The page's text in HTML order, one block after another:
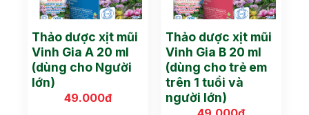
Thảo dược xịt mũi
Vinh Gia A 20 ml
(dùng cho Người
lớn)
49.000đ
Thảo dược xịt mũi
Vinh Gia B 20 ml
(dùng cho trẻ em
trên 1 tuổi và
người lớn)